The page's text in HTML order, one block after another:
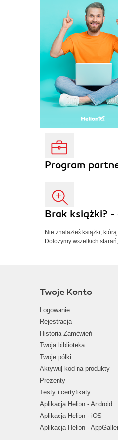
Program
Brak książki? -
Nie znalazłeś książki,
Dołożymy wszelkich
Twoje Konto
Logowanie
Rejestracja
Historia Zamówień
Twoja biblioteka
Twoje półki
Aktywuj kod na produkty
Prezenty
Testy i certyfikaty
Aplikacja Helion - Android
Aplikacja Helion - iOS
Aplikacja Helion -